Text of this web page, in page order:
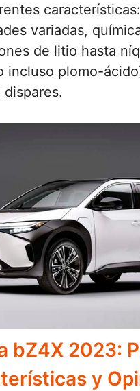
características:
variadas,
de litio hasta
incluso plomo-
dispares.
bZ4X 2023:
y